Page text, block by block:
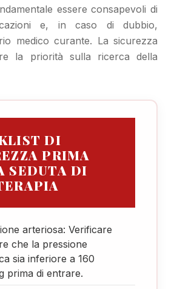
essere consapevoli di
e, in caso di dubbio,
medico curante. La sicurezza
la priorità sulla ricerca della
DI
PRIMA
SEDUTA DI
arteriosa: Verificare
che la pressione
sia inferiore a 160
prima di entrare.